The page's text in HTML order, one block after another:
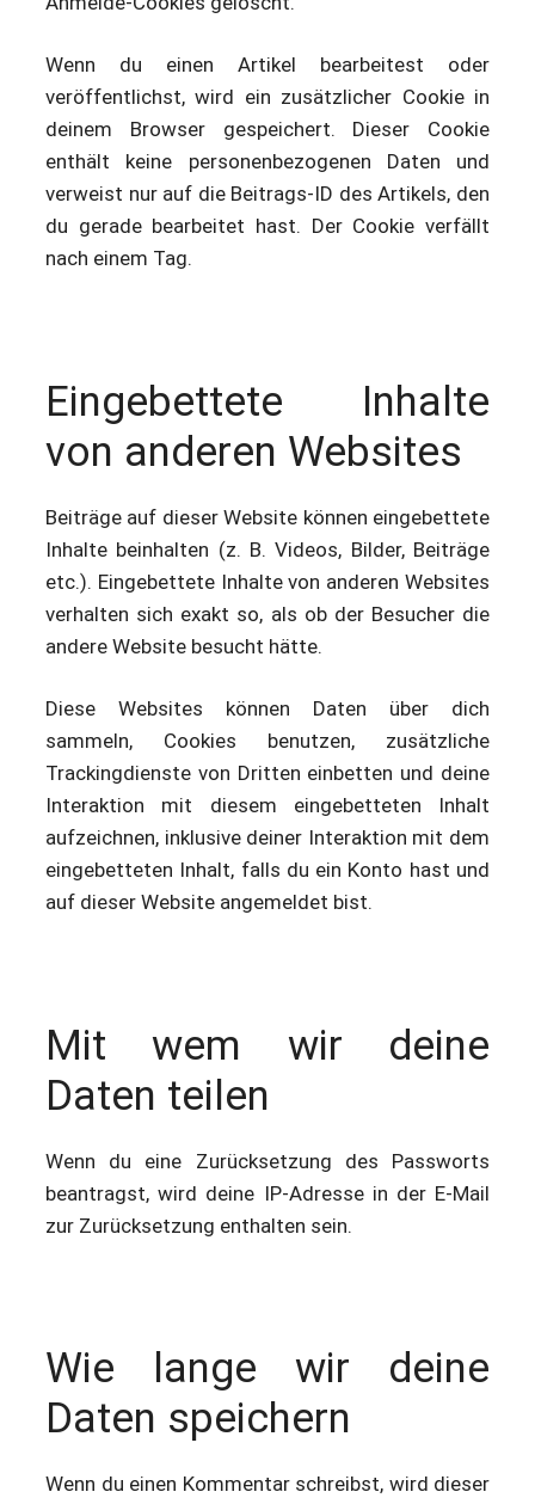
Wenn du einen Artikel bearbeitest oder
veröffentlichst, wird ein zusätzlicher Cookie in
deinem Browser gespeichert. Dieser Cookie
enthält keine personenbezogenen Daten und
verweist nur auf die Beitrags-ID des Artikels, den
du gerade bearbeitet hast. Der Cookie verfällt
nach einem Tag.
Eingebettete Inhalte
von anderen Websites
Beiträge auf dieser Website können eingebettete
Inhalte beinhalten (z. B. Videos, Bilder, Beiträge
etc.). Eingebettete Inhalte von anderen Websites
verhalten sich exakt so, als ob der Besucher die
andere Website besucht hätte.
Diese Websites können Daten über dich
sammeln, Cookies benutzen, zusätzliche
Trackingdienste von Dritten einbetten und deine
Interaktion mit diesem eingebetteten Inhalt
aufzeichnen, inklusive deiner Interaktion mit dem
eingebetteten Inhalt, falls du ein Konto hast und
auf dieser Website angemeldet bist.
Mit wem wir deine
Daten teilen
Wenn du eine Zurücksetzung des Passworts
beantragst, wird deine IP-Adresse in der E-Mail
zur Zurücksetzung enthalten sein.
Wie lange wir deine
Daten speichern
Wenn du einen Kommentar schreibst, wird dieser